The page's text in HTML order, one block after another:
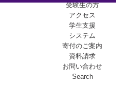
受験生の方
アクセス
学生支援
システム
寄付のご案内
資料請求
お問い合わせ
Search